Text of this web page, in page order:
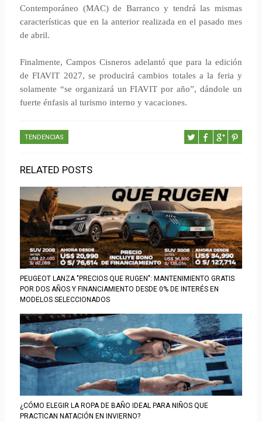
Contemporáneo (MAC) de Barranco y tendrá las mismas
características que en la anterior realizada en el pasado mes
de abril.
Finalmente, Campos Cisneros adelantó que para la edición
de FIAVIT 2027, se producirá cambios totales a la feria y
solamente “se organizará un FIAVIT por año”, dándole un
fuerte énfasis al turismo interno y vacaciones.
TENDENCIAS
RELATED POSTS
PEUGEOT LANZA "PRECIOS QUE RUGEN": MANTENIMIENTO GRATIS
POR DOS AÑOS Y FINANCIAMIENTO DESDE 0% DE INTERÉS EN
MODELOS SELECCIONADOS
¿CÓMO ELEGIR LA ROPA DE BAÑO IDEAL PARA NIÑOS QUE
PRACTICAN NATACIÓN EN INVIERNO?